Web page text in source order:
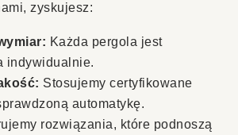
zyskujesz:
Każda pergola jest
indywidualnie.
Stosujemy certyfikowane
automatykę.
rozwiązania, które podnoszą